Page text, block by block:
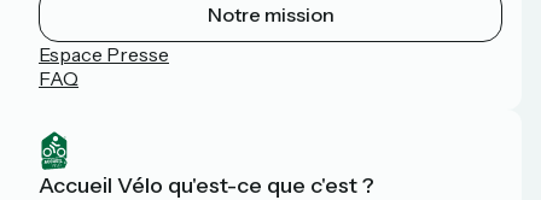
Notre mission
Espace Presse
FAQ
Accueil Vélo qu'est-ce que c'est ?